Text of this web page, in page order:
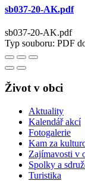
sb037-20-AK.pdf
sb037-20-AK.pdf
Typ souboru: PDF
Život v obci
Aktuality
Kalendář akcí
Fotogalerie
Kam za
Zajímavosti v
Spolky a
Turistika